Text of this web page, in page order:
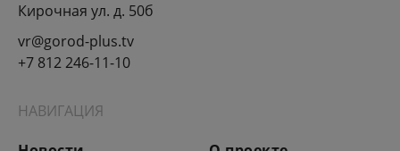
Кирочная ул. д. 50б
vr@gorod-plus.tv
+7 812 246-11-10
НАВИГАЦИЯ